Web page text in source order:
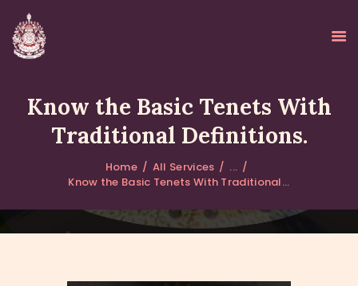
Know the Basic Tenets With
Traditional Definitions.
Home All Services
...
Know the Basic Tenets With Traditional...
HOME
ABOUT
KURUKULEE PROJECT
GALLERY